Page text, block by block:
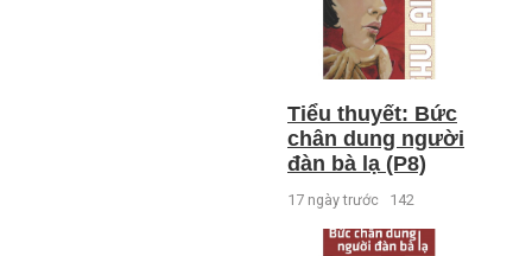
Tiểu thuyết: Bức
chân dung người
đàn bà lạ (P8)
17 ngày trước 142